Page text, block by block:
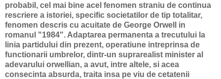
probabil, cel mai bine acel fenomen straniu de continua
rescriere a istoriei, specific societatilor de tip totalitar,
fenomen descris cu acuitate de George Orwell in
romanul "1984". Adaptarea permanenta a trecutului la
linia partidului din prezent, operatiune intreprinsa de
functionarii umbrelor, dintr-un suprarealist minister al
adevarului orwellian, a avut, intre altele, si acea
consecinta absurda, traita insa pe viu de cetatenii